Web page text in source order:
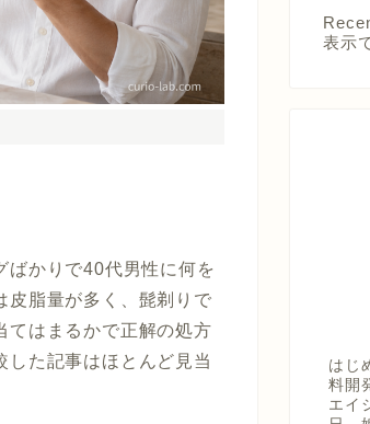
ばかりで40代男性に何を
脂量が多く、髭剃りで
てはまるかで正解の処方
した記事はほとんど見当
表示
はじ
料開
エイ